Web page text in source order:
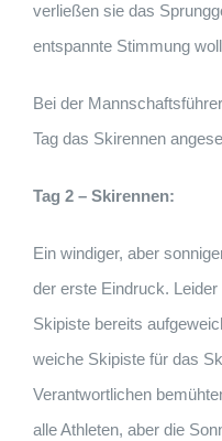
verließen sie das
entspannte Stimmung
Bei der
Tag das Skirennen
Tag 2 – Skirennen:
Ein windiger, aber
der erste Eindruck.
Skipiste bereits
weiche Skipiste für das
Verantwortlichen
alle Athleten, aber die